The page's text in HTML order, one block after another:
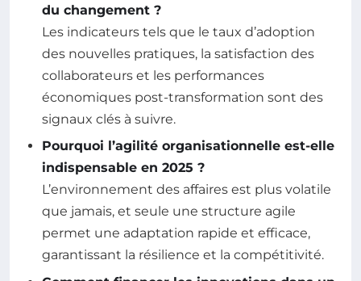
du changement ?
Les indicateurs tels que le taux d’adoption
des nouvelles pratiques, la satisfaction des
collaborateurs et les performances
économiques post-transformation sont des
signaux clés à suivre.
Pourquoi l’agilité organisationnelle est-elle
indispensable en 2025 ?
L’environnement des affaires est plus volatile
que jamais, et seule une structure agile
permet une adaptation rapide et efficace,
garantissant la résilience et la compétitivité.